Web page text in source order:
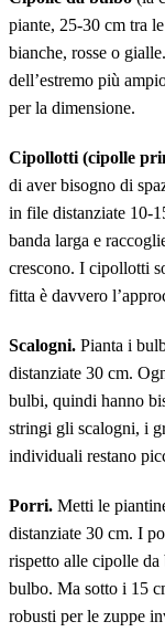
piante, 25-30 cm tra
bianche, rosse o
dell’estremo più
per la dimensione.
Cipollotti (cipolle
di aver bisogno di
in file distanziate 10-
banda larga e
crescono. I cipollotti
fitta è davvero
Scalogni. Pianta i
distanziate 30 cm.
bulbi, quindi hanno
stringi gli scalogni, i
individuali restano
Porri. Metti le
distanziate 30 cm. I
rispetto alle cipolle
bulbo. Ma sotto i 15
robusti per le zuppe